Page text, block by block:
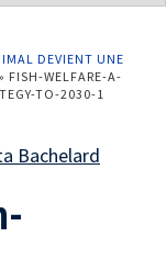
DEVIENT UNE
» FISH-WELFARE-A-
TO-2030-1
Bachelard